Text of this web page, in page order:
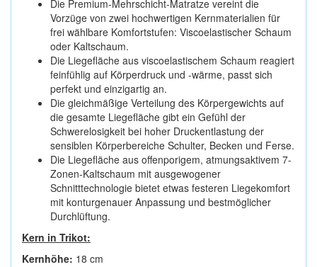
Die Premium-Mehrschicht-Matratze vereint die
Vorzüge von zwei hochwertigen Kernmaterialien für
frei wählbare Komfortstufen: Visco­elastischer Schaum
oder Kaltschaum.
Die Liegefläche aus viscoelastischem Schaum reagiert
feinfühlig auf Körperdruck und -wärme, passt sich
perfekt und einzigartig an.
Die gleichmäßige Verteilung des Körpergewichts auf
die gesamte Liegefläche gibt ein Gefühl der
Schwerelosigkeit bei hoher Druckentlastung der
sensiblen Körperbereiche Schulter, Becken und Ferse.
Die Liegefläche aus offenporigem, atmungsaktivem 7-
Zonen-Kalt­schaum mit ausgewogener
Schnitttechnologie bietet etwas festeren Liegekomfort
mit konturgenauer Anpassung und bestmöglicher
Durchlüftung.
Kern in Trikot:
Kernhöhe: 18 cm